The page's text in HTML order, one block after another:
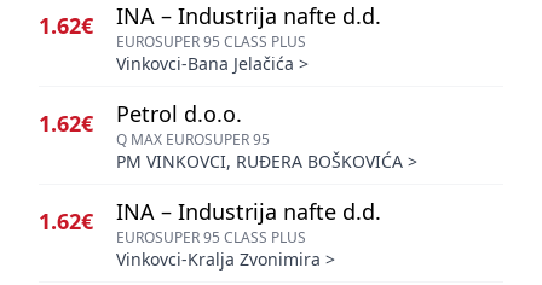
1.62€ INA – Industrija nafte d.d.
EUROSUPER 95 CLASS PLUS
Vinkovci-Bana Jelačića >
1.62€ Petrol d.o.o.
Q MAX EUROSUPER 95
PM VINKOVCI, RUĐERA BOŠKOVIĆA >
1.62€ INA – Industrija nafte d.d.
EUROSUPER 95 CLASS PLUS
Vinkovci-Kralja Zvonimira >